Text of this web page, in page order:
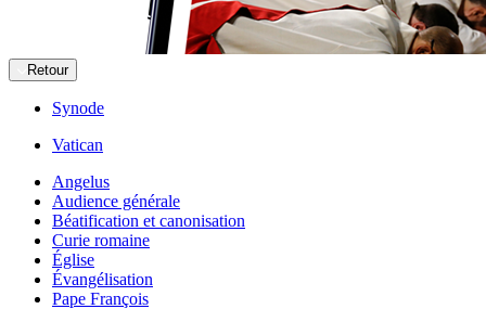
Retour
Synode
Vatican
Angelus
Audience générale
Béatification et canonisation
Curie romaine
Église
Évangélisation
Pape François